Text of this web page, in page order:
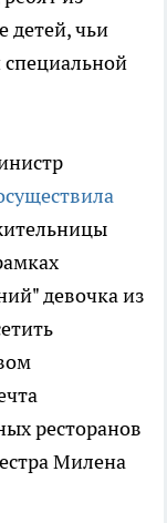
детей, чьи
девочка из
ресторанов
Милена